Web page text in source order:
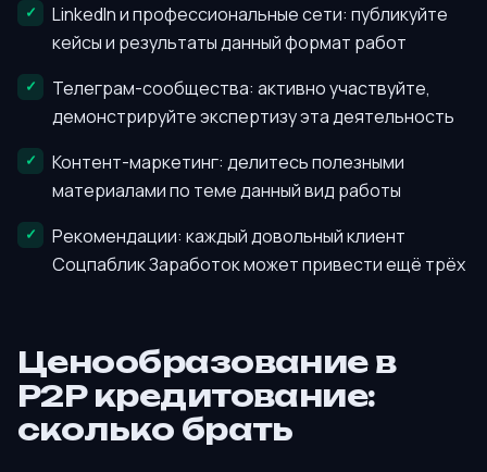
LinkedIn и профессиональные сети: публикуйте
кейсы и результаты данный формат работ
Телеграм-сообщества: активно участвуйте,
демонстрируйте экспертизу эта деятельность
Контент-маркетинг: делитесь полезными
материалами по теме данный вид работы
Рекомендации: каждый довольный клиент
Соцпаблик Заработок может привести ещё трёх
Ценообразование в
P2P кредитование:
сколько брать